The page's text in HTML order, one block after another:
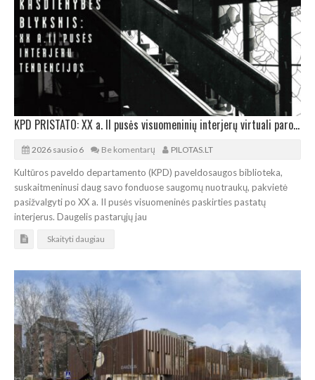
KPD PRISTATO: XX a. II pusės visuomeninių interjerų virtuali paroda
2026 sausio 6 Be komentarų PILOTAS.LT
Kultūros paveldo departamento (KPD) paveldosaugos biblioteka,
suskaitmeninusi daug savo fonduose saugomų nuotraukų, pakvietė
pasižvalgyti po XX a. II pusės visuomeninės paskirties pastatų
interjerus. Daugelis pastarųjų jau
Skaityti daugiau